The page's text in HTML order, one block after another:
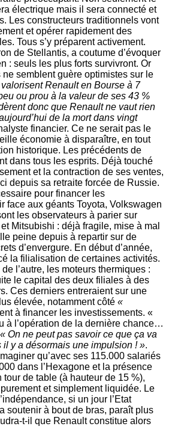
électrique mais il sera connecté et
Les constructeurs traditionnels vont
et opérer rapidement des
Tous s’y préparent activement.
de Stellantis, a coutume d’évoquer
: seuls les plus forts survivront. Or
ne semblent guère optimistes sur le
Renault en Bourse à 7
ou prou à la valeur de ses 43 %
donc que Renault ne vaut rien
de la mort dans vingt
financier. Ce ne serait pas le
économie à disparaître, en tout
historique. Les précédents de
dans tous les esprits. Déjà touché
et la contraction de ses ventes,
depuis sa retraite forcée de Russie.
pour financer les
face aux géants Toyota, Volkswagen
les observateurs à parier sur
Mitsubishi : déjà fragile, mise à mal
peine depuis à repartir sur de
d’envergure. En début d’année,
la filialisation de certaines activités.
de l’autre, les moteurs thermiques :
le capital des deux filiales à des
Ces derniers entreraient sur une
élevée, notamment côté «
à financer les investissements. «
à l’opération de la dernière chance…
« On ne peut pas savoir ce que ça va
il y a désormais une impulsion ! ».
qu’avec ses 115.000 salariés
dans l’Hexagone et la présence
tour de table (à hauteur de 15 %),
purement et simplement liquidée. Le
si un jour l’Etat
soutenir à bout de bras, paraît plus
t-il que Renault constitue alors